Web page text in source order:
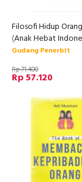
Filosofi Hidup
(Anak Hebat
Gudang Penerbit
Rp 71.400
Rp 57.120